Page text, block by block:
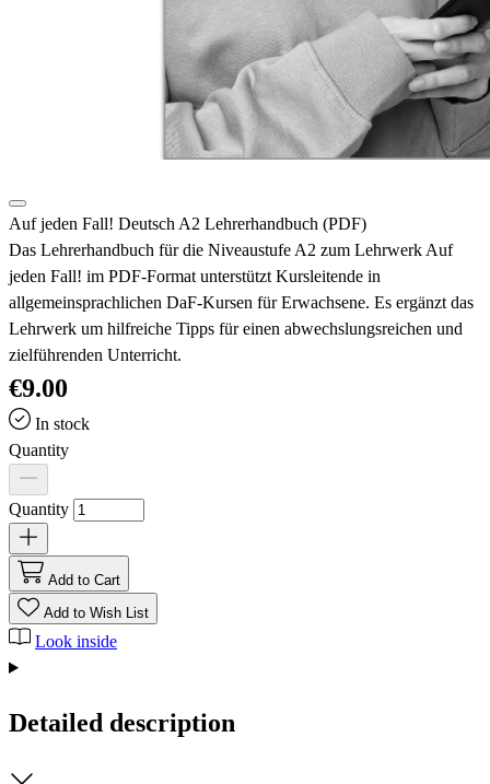
Auf jeden Fall! Deutsch A2 Lehrerhandbuch (PDF)
Das Lehrerhandbuch für die Niveaustufe A2 zum Lehrwerk Auf
jeden Fall! im PDF-Format unterstützt Kursleitende in
allgemeinsprachlichen DaF-Kursen für Erwachsene. Es ergänzt das
Lehrwerk um hilfreiche Tipps für einen abwechslungsreichen und
zielführenden Unterricht.
€9.00
In stock
Quantity
Quantity
Add to Cart
Add to Wish List
Look inside
Detailed description